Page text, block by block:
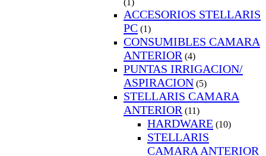
(1)
ACCESORIOS STELLARIS
PC (1)
CONSUMIBLES CAMARA
ANTERIOR (4)
PUNTAS IRRIGACION/
ASPIRACION (5)
STELLARIS CAMARA
ANTERIOR (11)
HARDWARE (10)
STELLARIS
CAMARA ANTERIOR